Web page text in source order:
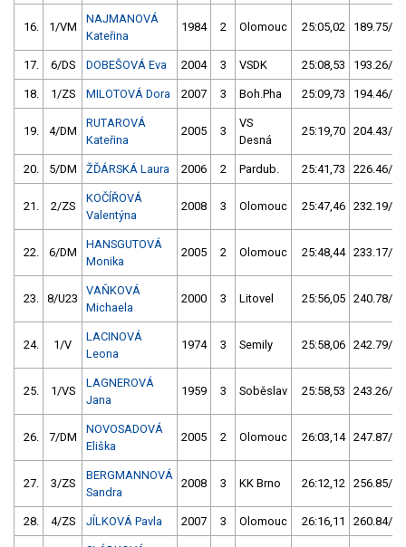
16. 1/VM
NAJMANOVÁ
Kateřina
1984 2 Olomouc 25:05,02 189.75/
17. 6/DS DOBEŠOVÁ Eva 2004 3 VSDK 25:08,53 193.26/
18. 1/ZS MILOTOVÁ Dora 2007 3 Boh.Pha 25:09,73 194.46/
19. 4/DM
RUTAROVÁ
Kateřina
2005 3
VS
Desná
25:19,70 204.43/
20. 5/DM ŽĎÁRSKÁ Laura 2006 2 Pardub. 25:41,73 226.46/
21. 2/ZS
KOČÍŘOVÁ
Valentýna
2008 3 Olomouc 25:47,46 232.19/
22. 6/DM
HANSGUTOVÁ
Monika
2005 2 Olomouc 25:48,44 233.17/
23. 8/U23
VAŇKOVÁ
Michaela
2000 3 Litovel 25:56,05 240.78/
24. 1/V
LACINOVÁ
Leona
1974 3 Semily 25:58,06 242.79/
25. 1/VS
LAGNEROVÁ
Jana
1959 3 Soběslav 25:58,53 243.26/
26. 7/DM
NOVOSADOVÁ
Eliška
2005 2 Olomouc 26:03,14 247.87/
27. 3/ZS
BERGMANNOVÁ
Sandra
2008 3 KK Brno 26:12,12 256.85/
28. 4/ZS JÍLKOVÁ Pavla 2007 3 Olomouc 26:16,11 260.84/